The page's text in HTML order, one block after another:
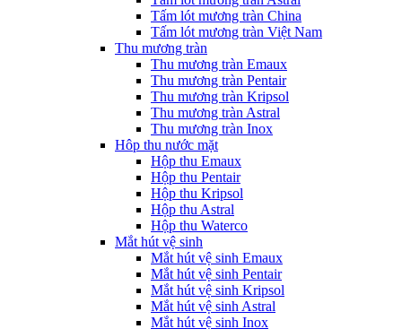
Tấm lót mương tràn China
Tấm lót mương tràn Việt Nam
Thu mương tràn
Thu mương tràn Emaux
Thu mương tràn Pentair
Thu mương tràn Kripsol
Thu mương tràn Astral
Thu mương tràn Inox
Hôp thu nước mặt
Hộp thu Emaux
Hộp thu Pentair
Hộp thu Kripsol
Hộp thu Astral
Hộp thu Waterco
Mắt hút vệ sinh
Mắt hút vệ sinh Emaux
Mắt hút vệ sinh Pentair
Mắt hút vệ sinh Kripsol
Mắt hút vệ sinh Astral
Mắt hút vệ sinh Inox